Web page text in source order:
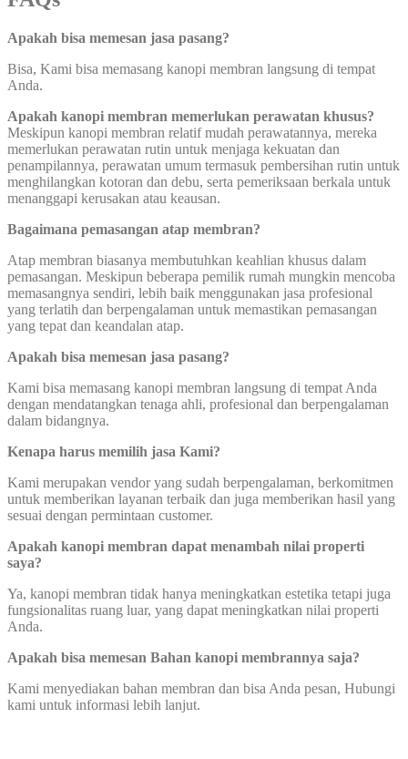
Apakah bisa memesan jasa pasang?
Bisa, Kami bisa memasang kanopi membran langsung di tempat
Anda.
Apakah kanopi membran memerlukan perawatan khusus?
Meskipun kanopi membran relatif mudah perawatannya, mereka
memerlukan perawatan rutin untuk menjaga kekuatan dan
penampilannya, perawatan umum termasuk pembersihan rutin untuk
menghilangkan kotoran dan debu, serta pemeriksaan berkala untuk
menanggapi kerusakan atau keausan.
Bagaimana pemasangan atap membran?
Atap membran biasanya membutuhkan keahlian khusus dalam
pemasangan. Meskipun beberapa pemilik rumah mungkin mencoba
memasangnya sendiri, lebih baik menggunakan jasa profesional
yang terlatih dan berpengalaman untuk memastikan pemasangan
yang tepat dan keandalan atap.
Apakah bisa memesan jasa pasang?
Kami bisa memasang kanopi membran langsung di tempat Anda
dengan mendatangkan tenaga ahli, profesional dan berpengalaman
dalam bidangnya.
Kenapa harus memilih jasa Kami?
Kami merupakan vendor yang sudah berpengalaman, berkomitmen
untuk memberikan layanan terbaik dan juga memberikan hasil yang
sesuai dengan permintaan customer.
Apakah kanopi membran dapat menambah nilai properti
saya?
Ya, kanopi membran tidak hanya meningkatkan estetika tetapi juga
fungsionalitas ruang luar, yang dapat meningkatkan nilai properti
Anda.
Apakah bisa memesan Bahan kanopi membrannya saja?
Kami menyediakan bahan membran dan bisa Anda pesan, Hubungi
kami untuk informasi lebih lanjut.